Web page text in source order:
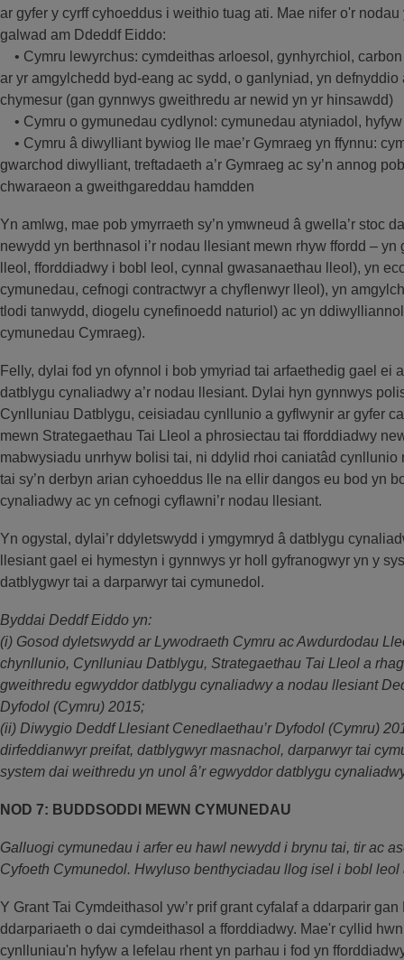
ar gyfer y cyrff cyhoeddus i weithio tuag ati. Mae nifer o'r
galwad am Ddeddf Eiddo:
• Cymru lewyrchus: cymdeithas arloesol, gynhyrchiol,
ar yr amgylchedd byd-eang ac sydd, o ganlyniad, yn
chymesur (gan gynnwys gweithredu ar newid yn yr hinsawdd)
• Cymru o gymunedau cydlynol: cymunedau atyniadol,
• Cymru â diwylliant bywiog lle mae’r Gymraeg yn ffynnu:
gwarchod diwylliant, treftadaeth a’r Gymraeg ac sy’n annog
chwaraeon a gweithgareddau hamdden
Yn amlwg, mae pob ymyrraeth sy’n ymwneud â gwella’r stoc
newydd yn berthnasol i’r nodau llesiant mewn rhyw ffordd –
lleol, fforddiadwy i bobl leol, cynnal gwasanaethau lleol), yn
cymunedau, cefnogi contractwyr a chyflenwyr lleol), yn
tlodi tanwydd, diogelu cynefinoedd naturiol) ac yn
cymunedau Cymraeg).
Felly, dylai fod yn ofynnol i bob ymyriad tai arfaethedig gael ei
datblygu cynaliadwy a’r nodau llesiant. Dylai hyn gynnwys
Cynlluniau Datblygu, ceisiadau cynllunio a gyflwynir ar gyfer
mewn Strategaethau Tai Lleol a phrosiectau tai fforddiadwy
mabwysiadu unrhyw bolisi tai, ni ddylid rhoi caniatâd
tai sy’n derbyn arian cyhoeddus lle na ellir dangos eu bod yn
cynaliadwy ac yn cefnogi cyflawni’r nodau llesiant.
Yn ogystal, dylai’r ddyletswydd i ymgymryd â datblygu
llesiant gael ei hymestyn i gynnwys yr holl gyfranogwyr yn y
datblygwyr tai a darparwyr tai cymunedol.
Byddai Deddf Eiddo yn:
(i) Gosod dyletswydd ar Lywodraeth Cymru ac Awdurdodau
chynllunio, Cynlluniau Datblygu, Strategaethau Tai Lleol a
gweithredu egwyddor datblygu cynaliadwy a nodau llesiant
Dyfodol (Cymru) 2015;
(ii) Diwygio Deddf Llesiant Cenedlaethau’r Dyfodol (Cymru)
dirfeddianwyr preifat, datblygwyr masnachol, darparwyr tai
system dai weithredu yn unol â’r egwyddor datblygu
NOD 7: BUDDSODDI MEWN CYMUNEDAU
Galluogi cymunedau i arfer eu hawl newydd i brynu tai, tir ac
Cyfoeth Cymunedol. Hwyluso benthyciadau llog isel i bobl leol
Y Grant Tai Cymdeithasol yw’r prif grant cyfalaf a ddarparir
ddarpariaeth o dai cymdeithasol a fforddiadwy. Mae'r cyllid
cynlluniau'n hyfyw a lefelau rhent yn parhau i fod yn